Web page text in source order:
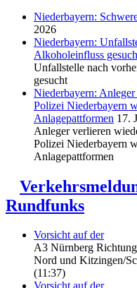
Niederbayern:
2026
Niederbayern:
Alkoholeinfluss
Unfallstelle nach
gesucht
Niederbayern:
Polizei Niederbayern
Anlagepattformen 17.
Anleger verlieren
Polizei Niederbayern
Anlagepattformen
Rundfunks
Vorsicht auf der
A3 Nürnberg
Nord und Kitzingen/
(11:37)